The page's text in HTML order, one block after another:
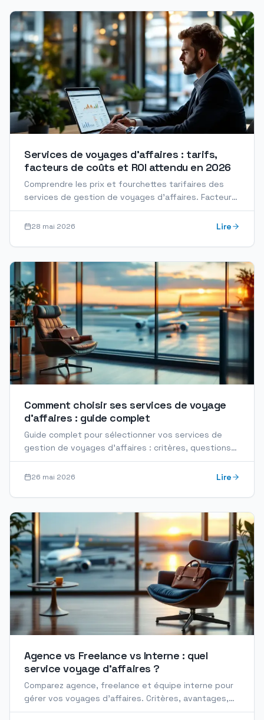
Services de voyages d'affaires : tarifs,
facteurs de coûts et ROI attendu en 2026
Comprendre les prix et fourchettes tarifaires des
services de gestion de voyages d'affaires. Facteurs
de coûts, évaluation de devis, ROI et économies
28 mai 2026 Lire
Comment choisir ses services de voyage
d'affaires : guide complet
Guide complet pour sélectionner vos services de
gestion de voyages d'affaires : critères, questions
clés, signaux de qualité et pièges à éviter.
26 mai 2026 Lire
Agence vs Freelance vs Interne : quel
service voyage d'affaires ?
Comparez agence, freelance et équipe interne pour
gérer vos voyages d'affaires. Critères, avantages,
coûts et conseils pour bien choisir en 2026.